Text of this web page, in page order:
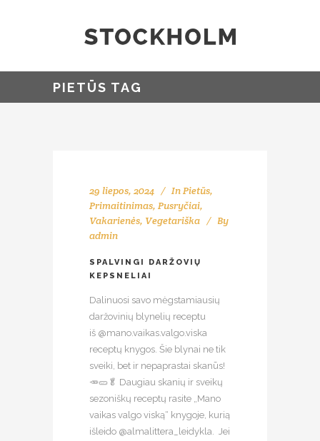
PIETŪS TAG
29 liepos, 2024 InPietūs,
Primaitinimas, Pusryčiai,
Vakarienės, Vegetariška
By
admin
SPALVINGI DARŽOVIŲ
KEPSNELIAI
Dalinuosi savo mėgstamiausių
daržovinių blynelių receptu
iš @mano.vaikas.valgo.viska
receptų knygos. Šie blynai ne tik
sveiki, bet ir nepaprastai skanūs!
🥕🥒🥬 Daugiau skanių ir sveikų
sezoniškų receptų rasite „Mano
vaikas valgo viską“ knygoje, kurią
išleido @almalittera_leidykla. Jei